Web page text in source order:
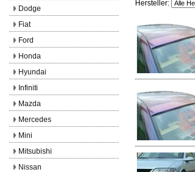
Hersteller:
Dodge
Fiat
Ford
Honda
Hyundai
Infiniti
Mazda
Mercedes
Mini
Mitsubishi
Nissan